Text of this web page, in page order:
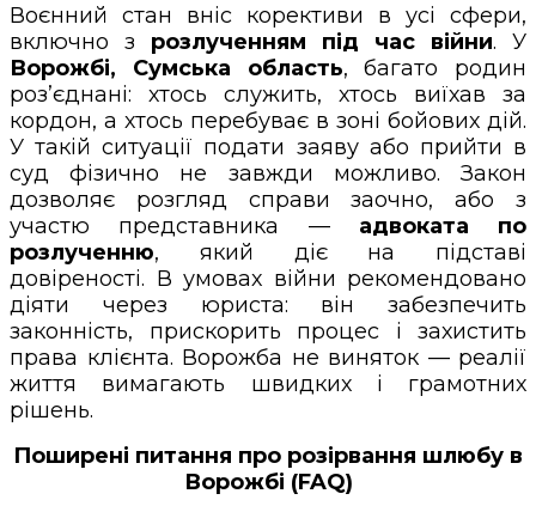
Воєнний стан вніс корективи в усі сфери,
включно з розлученням під час війни. У
Ворожбі, Сумська область, багато родин
роз’єднані: хтось служить, хтось виїхав за
кордон, а хтось перебуває в зоні бойових дій.
У такій ситуації подати заяву або прийти в
суд фізично не завжди можливо. Закон
дозволяє розгляд справи заочно, або з
участю представника — адвоката по
розлученню, який діє на підставі
довіреності. В умовах війни рекомендовано
діяти через юриста: він забезпечить
законність, прискорить процес і захистить
права клієнта. Ворожба не виняток — реалії
життя вимагають швидких і грамотних
рішень.
Поширені питання про розірвання шлюбу в
Ворожбі (FAQ)